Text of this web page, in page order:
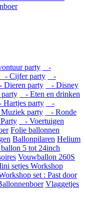
party
-
- Cijfer party
-
Dieren party
- Disney
- Eten en drinken
Hartjes party
-
party
- Ronde
- Voertuigen
Folie ballonnen
Ballonpilaren Helium
5 tot 24inch
Vouwballon 260S
setjes Workshop
set : Past door
Vlaggetjes